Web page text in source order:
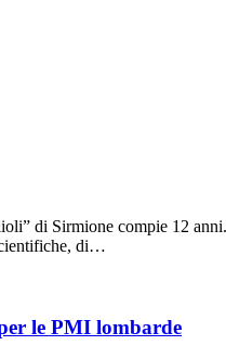
di Sirmione compie 12
di…
le PMI lombarde